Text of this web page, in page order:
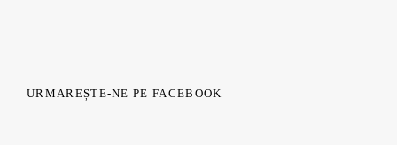
URMĂREȘTE-NE PE FACEBOOK